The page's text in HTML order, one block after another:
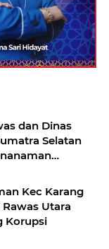
dan Dinas
Selatan
Kec Karang
Utara
Korupsi